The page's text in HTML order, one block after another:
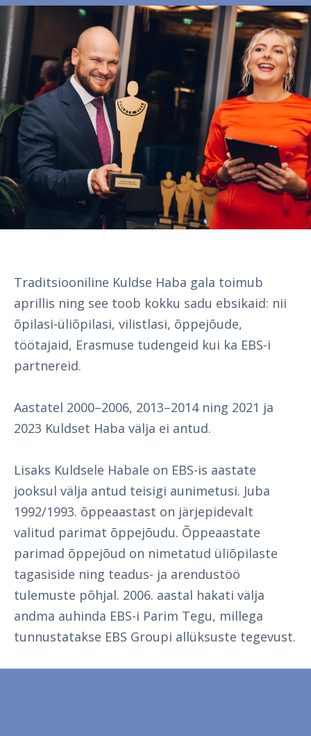
Traditsiooniline Kuldse Haba gala toimub
aprillis ning see toob kokku sadu ebsikaid: nii
õpilasi-üliõpilasi, vilistlasi, õppejõude,
töötajaid, Erasmuse tudengeid kui ka EBS-i
partnereid.
Aastatel 2000–2006, 2013–2014 ning 2021 ja
2023 Kuldset Haba välja ei antud.
Lisaks Kuldsele Habale on EBS-is aastate
jooksul välja antud teisigi aunimetusi. Juba
1992/1993. õppeaastast on järjepidevalt
valitud parimat õppejõudu. Õppeaastate
parimad õppejõud on nimetatud üliõpilaste
tagasiside ning teadus- ja arendustöö
tulemuste põhjal. 2006. aastal hakati välja
andma auhinda EBS-i Parim Tegu, millega
tunnustatakse EBS Groupi allüksuste tegevust.